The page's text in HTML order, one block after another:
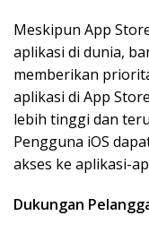
Meskipun App
aplikasi di dunia,
memberikan
aplikasi di App
lebih tinggi dan
Pengguna iOS
akses ke aplikasi-
Dukungan